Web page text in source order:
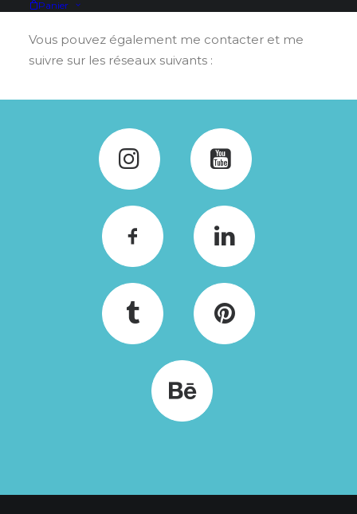
Panier
Vous pouvez également me contacter et me
suivre sur les réseaux suivants :